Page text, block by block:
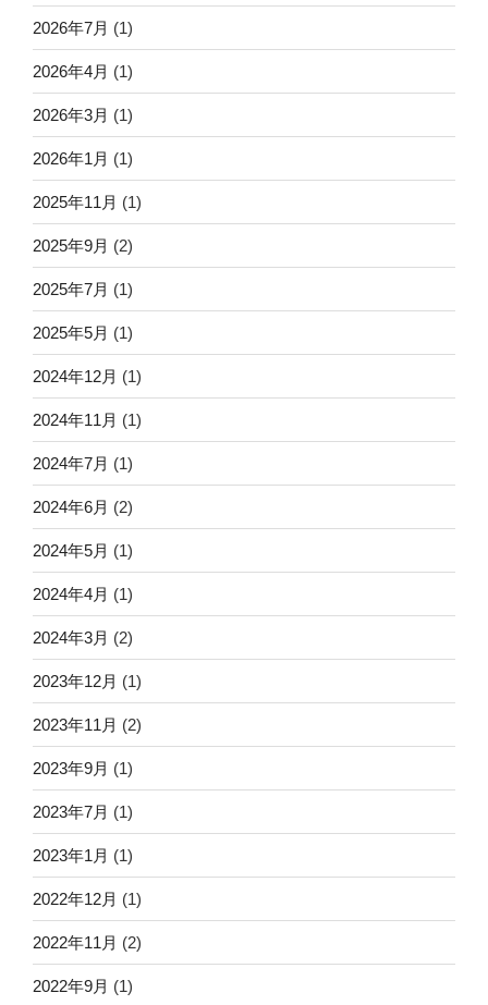
2026年7月 (1)
2026年4月 (1)
2026年3月 (1)
2026年1月 (1)
2025年11月 (1)
2025年9月 (2)
2025年7月 (1)
2025年5月 (1)
2024年12月 (1)
2024年11月 (1)
2024年7月 (1)
2024年6月 (2)
2024年5月 (1)
2024年4月 (1)
2024年3月 (2)
2023年12月 (1)
2023年11月 (2)
2023年9月 (1)
2023年7月 (1)
2023年1月 (1)
2022年12月 (1)
2022年11月 (2)
2022年9月 (1)